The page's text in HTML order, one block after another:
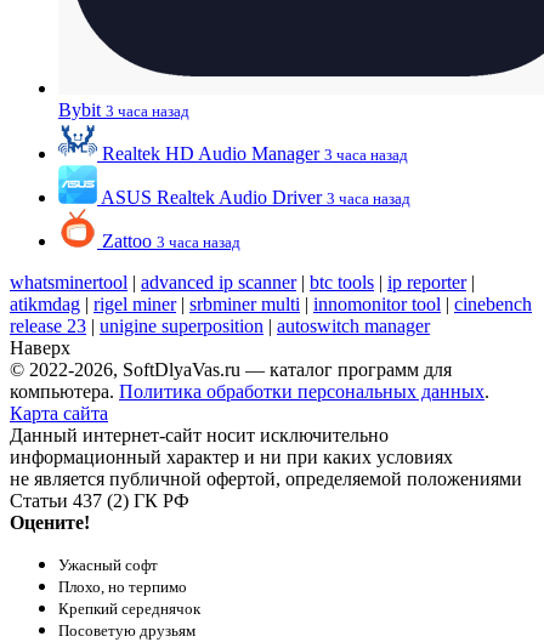
Bybit 3 часа назад
Realtek HD Audio Manager 3 часа назад
ASUS Realtek Audio Driver 3 часа назад
Zattoo 3 часа назад
whatsminertool | advanced ip scanner| btc tools | ip reporter|
atikmdag | rigel miner| srbminer multi | innomonitor tool | cinebench
release 23 | unigine superposition | autoswitch manager
Наверх
© 2022-2026, SoftDlyaVas.ru — каталог программ для
компьютера. Политика обработки персональных данных.
Карта сайта
Данный интернет-сайт носит исключительно
информационный характер и ни при каких условиях
не является публичной офертой, определяемой положениями
Статьи 437 (2) ГК РФ
Оцените!
Ужасный софт
Плохо, но терпимо
Крепкий середнячок
Посоветую друзьям